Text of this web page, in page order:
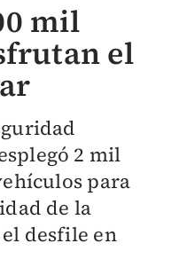
mil
el
2 mil
para
de la
desfile en